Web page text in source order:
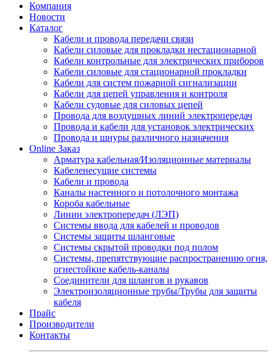
Компания
Новости
Каталог
Кабели и провода передачи связи
Кабели силовые для прокладки нестационарной
Кабели контрольные для электрических приборов
Кабели силовые для стационарной прокладки
Кабели для систем пожарной сигнализации
Кабели для цепей управления и контроля
Кабели судовые для силовых цепей
Провода для воздушных линий электропередач
Провода и кабели для установок электрических
Провода и шнуры различного назначения
Online Заказ
Арматура кабельная/Изоляционные материалы
Кабеленесущие системы
Кабели и провода
Каналы настенного и потолочного монтажа
Короба кабельные
Линии электропередач (ЛЭП)
Системы ввода для кабелей и проводов
Системы защиты шланговые
Системы скрытой проводки под полом
Системы, препятствующие распространению огня,
огнестойкие кабель-каналы
Соединители для шлангов и рукавов
Электроизоляционные трубы/Трубы для защиты
кабеля
Прайс
Производители
Контакты